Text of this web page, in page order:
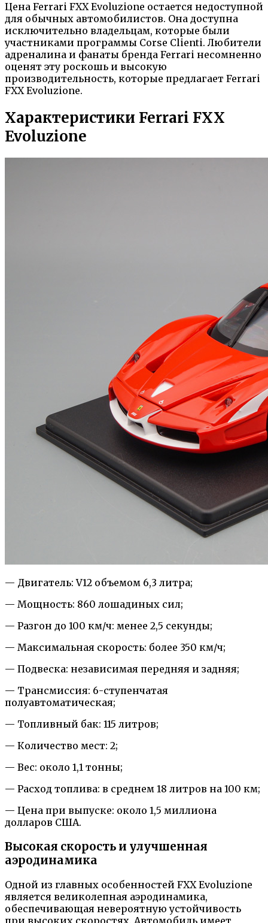
Цена Ferrari FXX Evoluzione остается недоступной
для обычных автомобилистов. Она доступна
исключительно владельцам, которые были
участниками программы Corse Clienti. Любители
адреналина и фанаты бренда Ferrari несомненно
оценят эту роскошь и высокую
производительность, которые предлагает Ferrari
FXX Evoluzione.
Характеристики Ferrari FXX
Evoluzione
— Двигатель: V12 объемом 6,3 литра;
— Мощность: 860 лошадиных сил;
— Разгон до 100 км/ч: менее 2,5 секунды;
— Максимальная скорость: более 350 км/ч;
— Подвеска: независимая передняя и задняя;
— Трансмиссия: 6-ступенчатая
полуавтоматическая;
— Топливный бак: 115 литров;
— Количество мест: 2;
— Вес: около 1,1 тонны;
— Расход топлива: в среднем 18 литров на 100 км;
— Цена при выпуске: около 1,5 миллиона
долларов США.
Высокая скорость и улучшенная
аэродинамика
Одной из главных особенностей FXX Evoluzione
является великолепная аэродинамика,
обеспечивающая невероятную устойчивость
при высоких скоростях. Автомобиль имеет